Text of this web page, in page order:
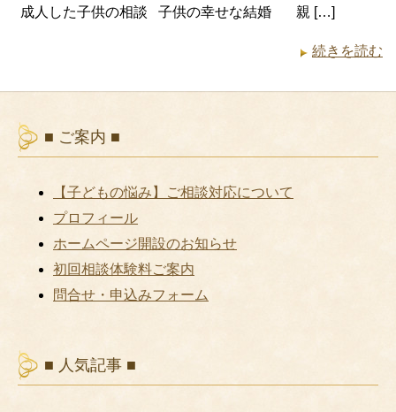
成人した子供の相談 子供の幸せな結婚 親 […]
続きを読む
■ ご案内 ■
【子どもの悩み】ご相談対応について
プロフィール
ホームページ開設のお知らせ
初回相談体験料ご案内
問合せ・申込みフォーム
■ 人気記事 ■